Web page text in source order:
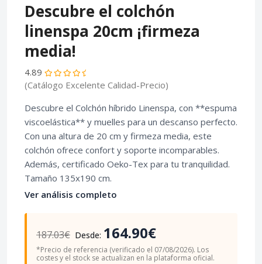
Descubre el colchón
linenspa 20cm ¡firmeza
media!
4.89
(Catálogo Excelente Calidad-Precio)
Descubre el Colchón híbrido Linenspa, con **espuma
viscoelástica** y muelles para un descanso perfecto.
Con una altura de 20 cm y firmeza media, este
colchón ofrece confort y soporte incomparables.
Además, certificado Oeko-Tex para tu tranquilidad.
Tamaño 135x190 cm.
Ver análisis completo
187.03€ Desde: 164.90€
*Precio de referencia (verificado el 07/08/2026). Los
costes y el stock se actualizan en la plataforma oficial.